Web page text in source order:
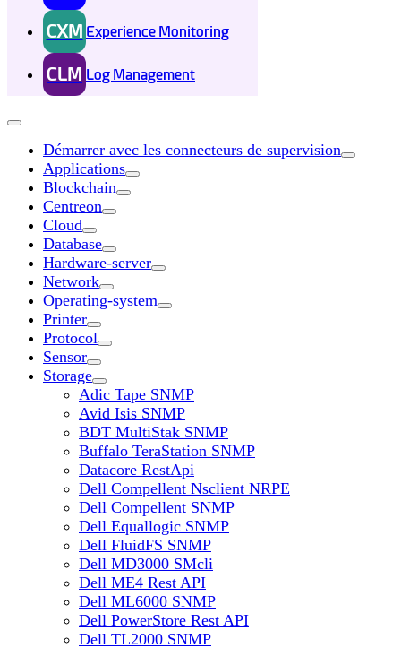
CXM Experience Monitoring
CLM Log Management
Démarrer avec les connecteurs de supervision
Applications
Blockchain
Centreon
Cloud
Database
Hardware-server
Network
Operating-system
Printer
Protocol
Sensor
Storage
Adic Tape SNMP
Avid Isis SNMP
BDT MultiStak SNMP
Buffalo TeraStation SNMP
Datacore RestApi
Dell Compellent Nsclient NRPE
Dell Compellent SNMP
Dell Equallogic SNMP
Dell FluidFS SNMP
Dell MD3000 SMcli
Dell ME4 Rest API
Dell ML6000 SNMP
Dell PowerStore Rest API
Dell TL2000 SNMP